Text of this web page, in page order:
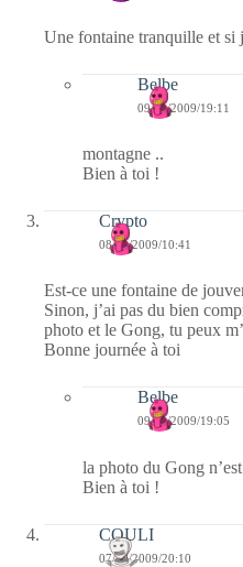
Une fontaine tranquille et si
Belbe
09/10/2009/19:11
montagne ..
Bien à toi !
Crypto
08/10/2009/10:41
Est-ce une fontaine de
Sinon, j’ai pas du bien
photo et le Gong, tu peux
Bonne journée à toi
Belbe
09/10/2009/19:05
la photo du Gong
Bien à toi !
COULI
07/10/2009/20:10